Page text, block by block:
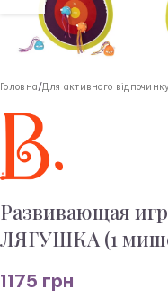
Головна /Для активного
Развивающая
ЛЯГУШКА (1
1175 грн